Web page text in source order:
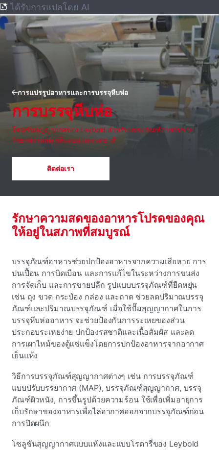
ได้รับการแปลโดย AI
การแปรรูปอาหารและการบรรจุหีบห่อ
การบรรจุหีบห่อ
โซลูชันสุญญากาศของ Leybold สําหรับบรรจุภัณฑ์อาหารช่วย
รักษาความสด กลิ่นหอม และรสชาติ
ติดต่อเรา
รักษาความสดของอาหารโปรดของคุณ
ให้อยู่ในสภาพที่สมบูรณ์
บรรจุภัณฑ์อาหารช่วยปกป้องอาหารจากความเสียหาย การ
ปนเปื้อน การบิดเบือน และการแก้ไขในระหว่างการขนส่ง
การจัดเก็บ และการขายปลีก รูปแบบบรรจุภัณฑ์ที่ยืดหยุ่น
เช่น ถุง ขวด กระป๋อง กล่อง และถาด ช่วยลดปริมาณบรรจุ
ภัณฑ์และปริมาณบรรจุภัณฑ์ เมื่อใช้ปั๊มสุญญากาศในการ
บรรจุหีบห่ออาหาร จะช่วยป้องกันการระเหยของส่วน
ประกอบระเหยง่าย ปกป้องรสชาติและเนื้อสัมผัส และลด
การเผาไหม้ของตู้แช่แข็งโดยการปกป้องอาหารจากอากาศ
เย็นแห้ง
วิธีการบรรจุภัณฑ์สุญญากาศต่างๆ เช่น การบรรจุภัณฑ์
แบบปรับบรรยากาศ (MAP), บรรจุภัณฑ์สุญญากาศ, บรรจุ
ภัณฑ์ผิวหนัง, การขึ้นรูปด้วยความร้อน ใช้เพื่อเพิ่มอายุการ
เก็บรักษาของอาหารเพื่อไล่อากาศออกจากบรรจุภัณฑ์ก่อน
การปิดผนึก
โซลูชันสุญญากาศแบบแห้งและแบบโรตารี่ของ Leybold